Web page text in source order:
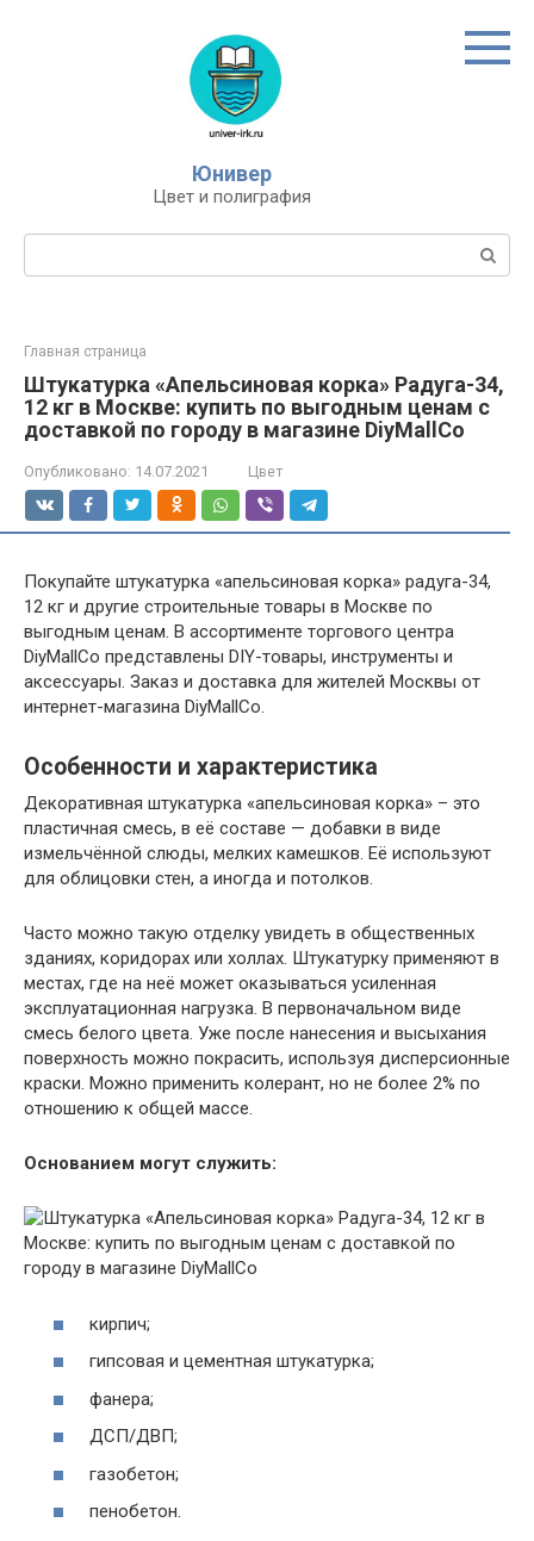
Юнивер
Цвет и полиграфия
Главная страница
Штукатурка «Апельсиновая корка» Радуга-34,
12 кг в Москве: купить по выгодным ценам с
доставкой по городу в магазине DiyMallCo
Опубликовано: 14.07.2021 Цвет
Покупайте штукатурка «апельсиновая корка» радуга-34,
12 кг и другие строительные товары в Москве по
выгодным ценам. В ассортименте торгового центра
DiyMallCo представлены DIY-товары, инструменты и
аксессуары. Заказ и доставка для жителей Москвы от
интернет-магазина DiyMallCo.
Особенности и характеристика
Декоративная штукатурка «апельсиновая корка» – это
пластичная смесь, в её составе — добавки в виде
измельчённой слюды, мелких камешков. Её используют
для облицовки стен, а иногда и потолков.
Часто можно такую отделку увидеть в общественных
зданиях, коридорах или холлах. Штукатурку применяют в
местах, где на неё может оказываться усиленная
эксплуатационная нагрузка. В первоначальном виде
смесь белого цвета. Уже после нанесения и высыхания
поверхность можно покрасить, используя дисперсионные
краски. Можно применить колерант, но не более 2% по
отношению к общей массе.
Основанием могут служить:
кирпич;
гипсовая и цементная штукатурка;
фанера;
ДСП/ДВП;
газобетон;
пенобетон.